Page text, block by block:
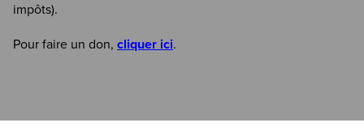
impôts).
Pour faire un don, cliquer ici.